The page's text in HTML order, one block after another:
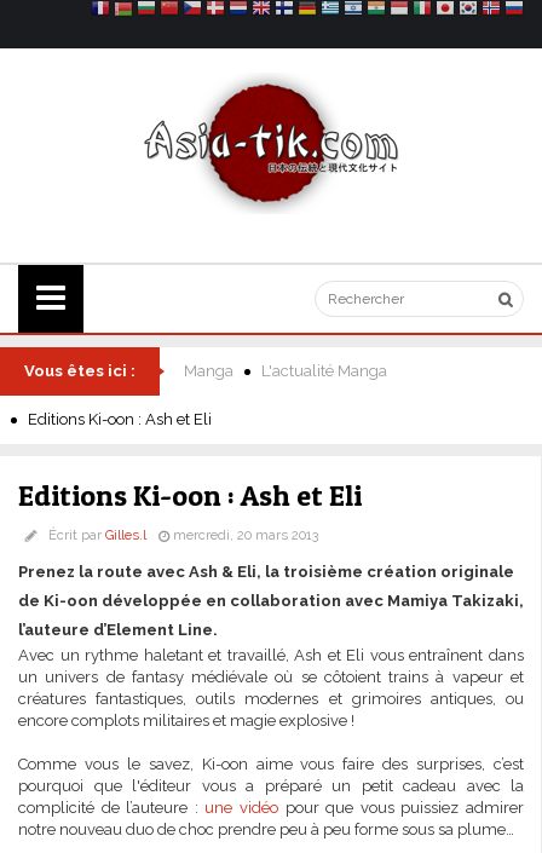
Vous êtes ici : Manga L'actualité Manga
Editions Ki-oon : Ash et Eli
Editions Ki-oon : Ash et Eli
Écrit par Gilles.l mercredi, 20 mars 2013
Prenez la route avec Ash & Eli, la troisième création originale
de Ki-oon développée en collaboration avec Mamiya Takizaki,
l’auteure d’Element Line.
Avec un rythme haletant et travaillé, Ash et Eli vous entraînent dans
un univers de fantasy médiévale où se côtoient trains à vapeur et
créatures fantastiques, outils modernes et grimoires antiques, ou
encore complots militaires et magie explosive !
Comme vous le savez, Ki-oon aime vous faire des surprises, c’est
pourquoi que l'éditeur vous a préparé un petit cadeau avec la
complicité de l’auteure : une vidéo pour que vous puissiez admirer
notre nouveau duo de choc prendre peu à peu forme sous sa plume…